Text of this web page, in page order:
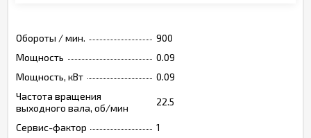
Обороты / мин.
900
Мощность
0.09
Мощность, кВт
0.09
Частота вращения
выходного вала, об/мин
22.5
Сервис-фактор
1